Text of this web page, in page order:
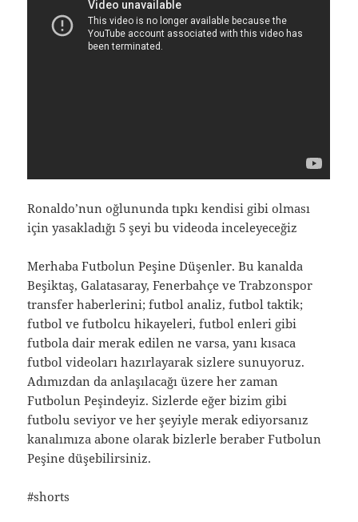
Ronaldo’nun oğlununda tıpkı kendisi gibi olması
için yasakladığı 5 şeyi bu videoda inceleyeceğiz
Merhaba Futbolun Peşine Düşenler. Bu kanalda
Beşiktaş, Galatasaray, Fenerbahçe ve Trabzonspor
transfer haberlerini; futbol analiz, futbol taktik;
futbol ve futbolcu hikayeleri, futbol enleri gibi
futbola dair merak edilen ne varsa, yanı kısaca
futbol videoları hazırlayarak sizlere sunuyoruz.
Adımızdan da anlaşılacağı üzere her zaman
Futbolun Peşindeyiz. Sizlerde eğer bizim gibi
futbolu seviyor ve her şeyiyle merak ediyorsanız
kanalımıza abone olarak bizlerle beraber Futbolun
Peşine düşebilirsiniz.
#shorts